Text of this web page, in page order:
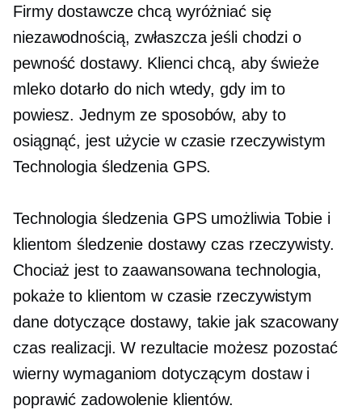
Firmy dostawcze chcą wyróżniać się
niezawodnością, zwłaszcza jeśli chodzi o
pewność dostawy. Klienci chcą, aby świeże
mleko dotarło do nich wtedy, gdy im to
powiesz. Jednym ze sposobów, aby to
osiągnąć, jest użycie w czasie rzeczywistym
Technologia śledzenia GPS.
Technologia śledzenia GPS umożliwia Tobie i
klientom śledzenie dostawyczas rzeczywisty.
Chociaż jest to zaawansowana technologia,
pokaże to klientomw czasie rzeczywistym
dane dotyczące dostawy, takie jak szacowany
czas realizacji. W rezultacie możesz pozostać
wierny wymaganiom dotyczącym dostaw i
poprawić zadowolenie klientów.